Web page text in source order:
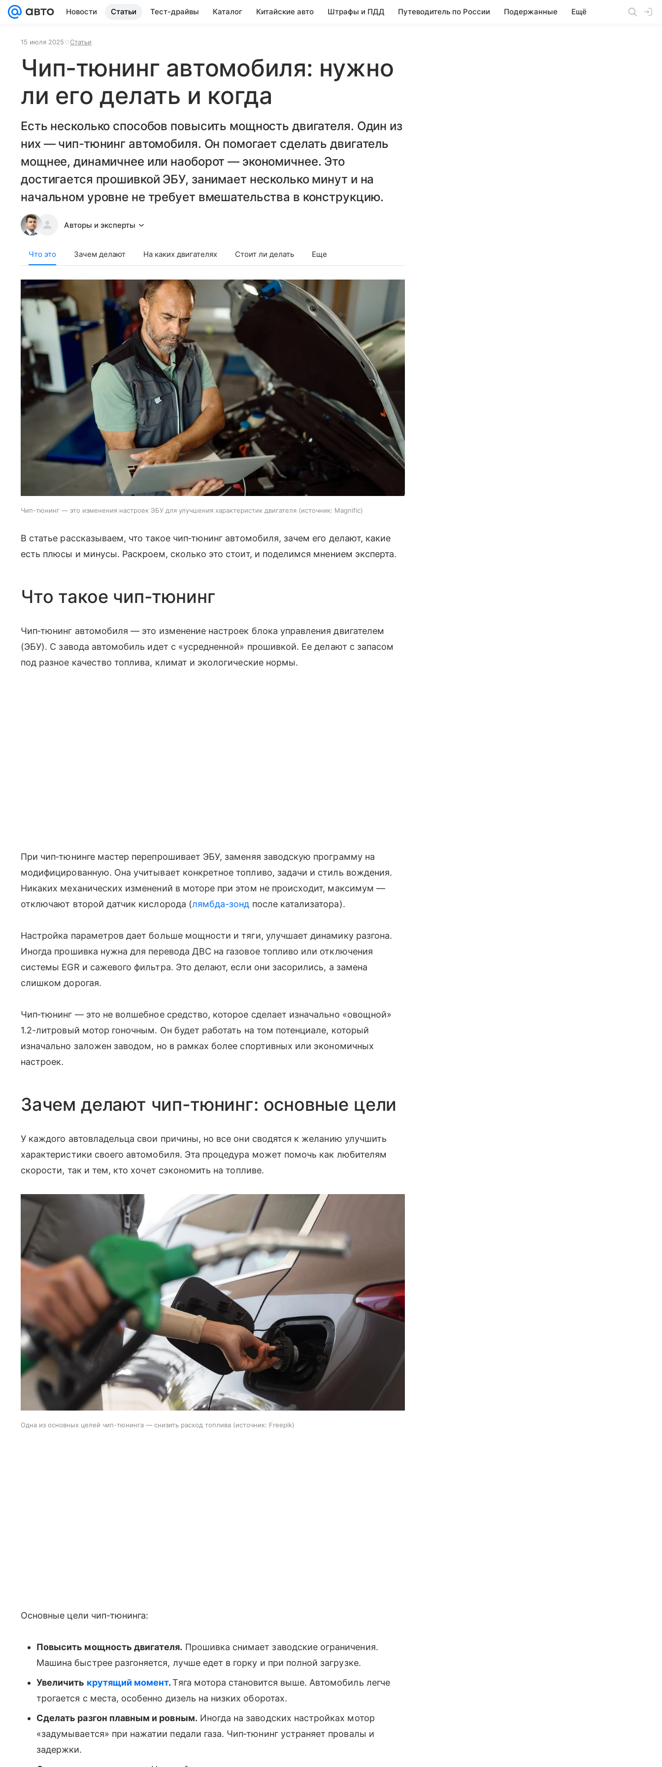
Новости Статьи Тест-драйвы Каталог Китайские авто Штрафы и ПДД Путеводитель по России Подержанные Ещё
15 июля 2025 Статьи
Чип-тюнинг автомобиля: нужно
ли его делать и когда
Есть несколько способов повысить мощность двигателя. Один из
них — чип-тюнинг автомобиля. Он помогает сделать двигатель
мощнее, динамичнее или наоборот — экономичнее. Это
достигается прошивкой ЭБУ, занимает несколько минут и на
начальном уровне не требует вмешательства в конструкцию.
Авторы и эксперты
Что это Зачем делают На каких двигателях Стоит ли делать Еще
Чип-тюнинг — это изменения настроек ЭБУ для улучшения характеристик двигателя источник: Magnific
В статье рассказываем, что такое чип‑тюнинг автомобиля, зачем его делают, какие
есть плюсы и минусы. Раскроем, сколько это стоит, и поделимся мнением эксперта.
Что такое чип-тюнинг
Чип‑тюнинг автомобиля — это изменение настроек блока управления двигателем
(ЭБУ). С завода автомобиль идет с «усредненной» прошивкой. Ее делают с запасом
под разное качество топлива, климат и экологические нормы.
При чип‑тюнинге мастер перепрошивает ЭБУ, заменяя заводскую программу на
модифицированную. Она учитывает конкретное топливо, задачи и стиль вождения.
Никаких механических изменений в моторе при этом не происходит, максимум —
отключают второй датчик кислорода (лямбда-зонд после катализатора).
Настройка параметров дает больше мощности и тяги, улучшает динамику разгона.
Иногда прошивка нужна для перевода ДВС на газовое топливо или отключения
системы EGR и сажевого фильтра. Это делают, если они засорились, а замена
слишком дорогая.
Чип‑тюнинг — это не волшебное средство, которое сделает изначально «овощной»
1.2-литровый мотор гоночным. Он будет работать на том потенциале, который
изначально заложен заводом, но в рамках более спортивных или экономичных
настроек.
Зачем делают чип-тюнинг: основные цели
У каждого автовладельца свои причины, но все они сводятся к желанию улучшить
характеристики своего автомобиля. Эта процедура может помочь как любителям
скорости, так и тем, кто хочет сэкономить на топливе.
Одна из основных целей чип-тюнинга — снизить расход топлива источник: Freepik
Основные цели чип-тюнинга:
Повысить мощность двигателя. Прошивка снимает заводские ограничения.
Машина быстрее разгоняется, лучше едет в горку и при полной загрузке.
Увеличить крутящий момент.Тяга мотора становится выше. Автомобиль легче
трогается с места, особенно дизель на низких оборотах.
Сделать разгон плавным и ровным. Иногда на заводских настройках мотор
«задумывается» при нажатии педали газа. Чип‑тюнинг устраняет провалы и
задержки.